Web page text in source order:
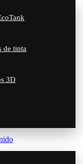
de tinta
3D